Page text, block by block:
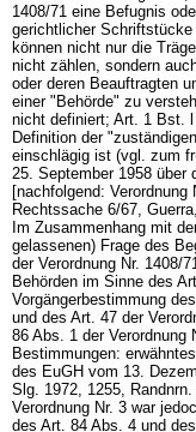
1408/71 eine Befugnis
gerichtlicher
können nicht nur die
nicht zählen, sondern
oder deren Beauftragten
einer "Behörde" zu
nicht definiert; Art. 1 Bst. l
Definition der
einschlägig ist (vgl. zum
25. September 1958 über
[nachfolgend:
Rechtssache 6/67,
Im Zusammenhang mit
gelassenen) Frage des
der Verordnung Nr. 1408/
Behörden im Sinne des
Vorgängerbestimmung
und des Art. 47 der
86 Abs. 1 der Verordnung
Bestimmungen:
des EuGH vom 13.
Slg. 1972, 1255,
Verordnung Nr. 3 war
des Art. 84 Abs. 4 und